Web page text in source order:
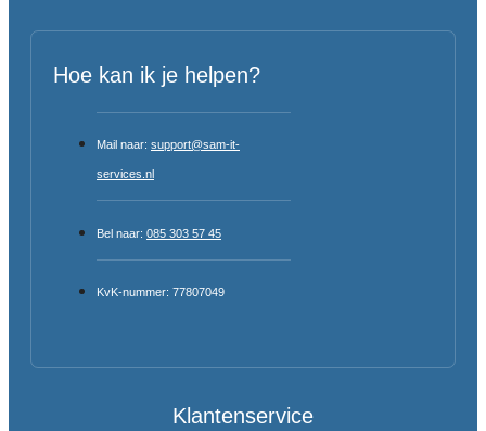
Hoe kan ik je helpen?
Mail naar: support@sam-it-
services.nl
Bel naar: 085 303 57 45
KvK-nummer: 77807049
Klantenservice